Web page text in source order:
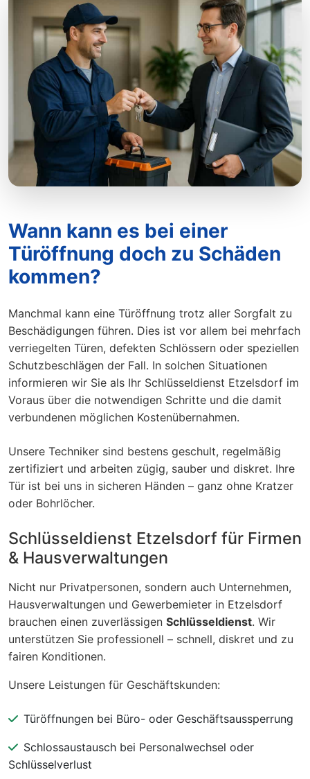
Wann kann es bei einer
Türöffnung doch zu Schäden
kommen?
Manchmal kann eine Türöffnung trotz aller Sorgfalt zu
Beschädigungen führen. Dies ist vor allem bei mehrfach
verriegelten Türen, defekten Schlössern oder speziellen
Schutzbeschlägen der Fall. In solchen Situationen
informieren wir Sie als Ihr Schlüsseldienst Etzelsdorf im
Voraus über die notwendigen Schritte und die damit
verbundenen möglichen Kostenübernahmen.
Unsere Techniker sind bestens geschult, regelmäßig
zertifiziert und arbeiten zügig, sauber und diskret. Ihre
Tür ist bei uns in sicheren Händen – ganz ohne Kratzer
oder Bohrlöcher.
Schlüsseldienst Etzelsdorf für Firmen
& Hausverwaltungen
Nicht nur Privatpersonen, sondern auch Unternehmen,
Hausverwaltungen und Gewerbemieter in Etzelsdorf
brauchen einen zuverlässigen Schlüsseldienst. Wir
unterstützen Sie professionell – schnell, diskret und zu
fairen Konditionen.
Unsere Leistungen für Geschäftskunden:
Türöffnungen bei Büro- oder Geschäftsaussperrung
Schlossaustausch bei Personalwechsel oder
Schlüsselverlust